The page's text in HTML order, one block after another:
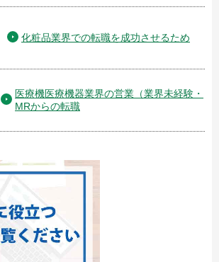
化粧品業界での転職を成功させるため
医療機医療機器業界の営業（業界未経験・
MRからの転職